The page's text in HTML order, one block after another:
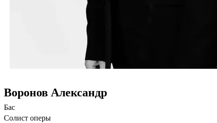
Воронов Александр
Бас
Солист оперы